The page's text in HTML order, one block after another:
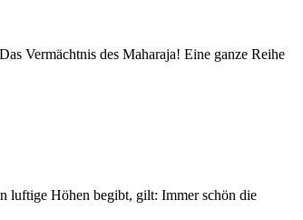
Vermächtnis des Maharaja! Eine ganze Reihe
luftige Höhen begibt, gilt: Immer schön die